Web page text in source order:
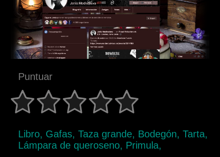
Puntuar
Libro, Gafas, Taza grande, Bodegón, Tarta,
Lámpara de queroseno, Primula,